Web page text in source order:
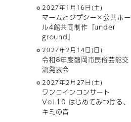
2027年1月16日(土)
マームとジプシー×公共ホー
ル4館共同制作『under
ground』
2027年2月14日(日)
令和8年度鶴岡市民俗芸能交
流発表会
2027年2月27日(土)
ワンコインコンサート
Vol.10 はじめてみつける、
キミの音